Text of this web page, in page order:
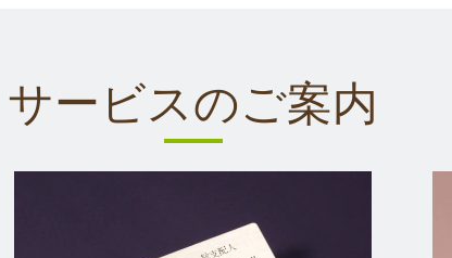
サービスのご案内